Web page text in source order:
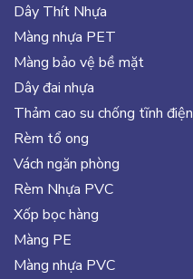
Dây Thít Nhựa
Màng nhựa PET
Màng bảo vệ bề mặt
Dây đai nhựa
Thảm cao su chống tĩnh điện
Rèm tổ ong
Vách ngăn phòng
Rèm Nhựa PVC
Xốp bọc hàng
Màng PE
Màng nhựa PVC